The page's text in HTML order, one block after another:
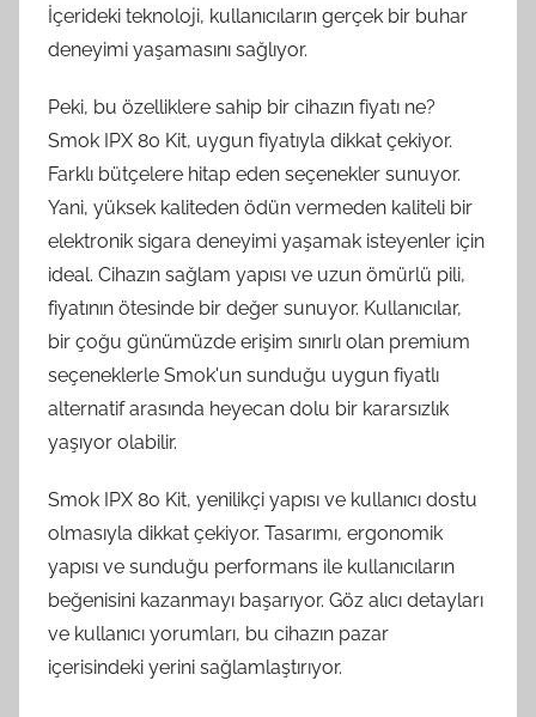
İçerideki teknoloji, kullanıcıların gerçek bir buhar
deneyimi yaşamasını sağlıyor.
Peki, bu özelliklere sahip bir cihazın fiyatı ne?
Smok IPX 80 Kit, uygun fiyatıyla dikkat çekiyor.
Farklı bütçelere hitap eden seçenekler sunuyor.
Yani, yüksek kaliteden ödün vermeden kaliteli bir
elektronik sigara deneyimi yaşamak isteyenler için
ideal. Cihazın sağlam yapısı ve uzun ömürlü pili,
fiyatının ötesinde bir değer sunuyor. Kullanıcılar,
bir çoğu günümüzde erişim sınırlı olan premium
seçeneklerle Smok'un sunduğu uygun fiyatlı
alternatif arasında heyecan dolu bir kararsızlık
yaşıyor olabilir.
Smok IPX 80 Kit, yenilikçi yapısı ve kullanıcı dostu
olmasıyla dikkat çekiyor. Tasarımı, ergonomik
yapısı ve sunduğu performans ile kullanıcıların
beğenisini kazanmayı başarıyor. Göz alıcı detayları
ve kullanıcı yorumları, bu cihazın pazar
içerisindeki yerini sağlamlaştırıyor.